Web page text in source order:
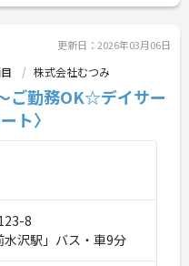
更新日：2026年03月06日
株式会社むつみ
ご勤務OK☆デイサー
ト〉
8
水沢駅」バス・車9分